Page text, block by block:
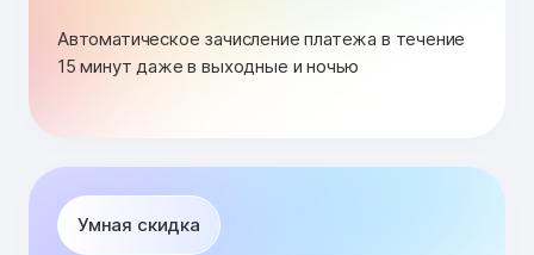
Автоматическое зачисление платежа в течение
15 минут даже в выходные и ночью
Умная скидка